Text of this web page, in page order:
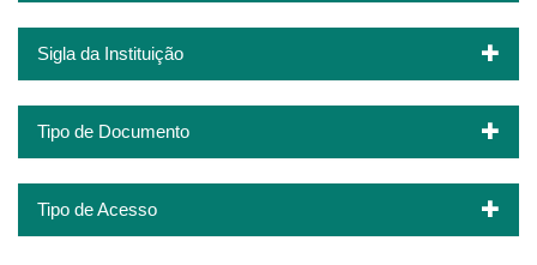
Sigla da Instituição
Tipo de Documento
Tipo de Acesso